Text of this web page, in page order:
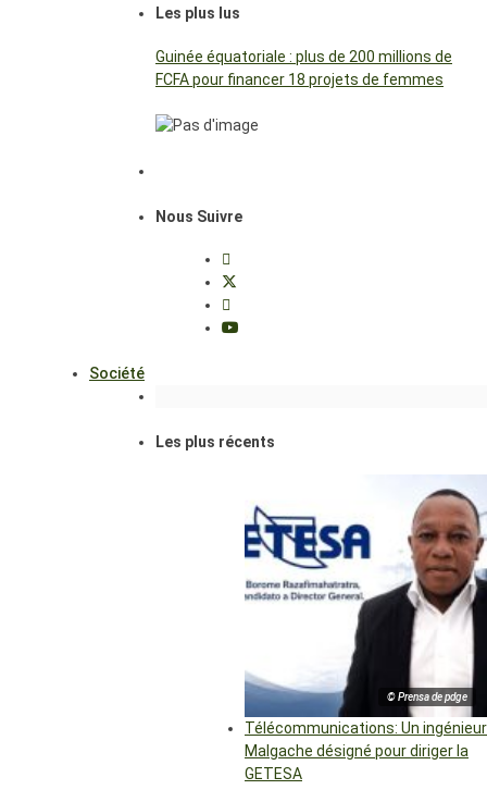
Les plus lus
Guinée équatoriale : plus de 200 millions de
FCFA pour financer 18 projets de femmes
Nous Suivre
Société
Les plus récents
© Prensa de pdge
Télécommunications: Un ingénieur
Malgache désigné pour diriger la
GETESA